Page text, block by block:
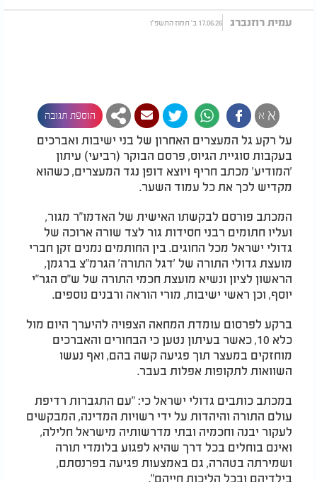
עמית רוזנברג 17.06.26 ב' תמוז התשפ"ו
א א הוספת תגובה
על רקע גל המעצרים האחרון של בני ישיבות ואברכים
בעקבות סוגיית הגיוס, פרסם הבוקר (רביעי) עיתון
'המודיע' מכתב חריף ויוצא דופן נגד המעצרים, כשהוא
מקדיש לכך את כל עמוד השער.
המכתב פורסם לבקשתו האישית של האדמו"ר מגור,
ועליו חתומים רבני חסידות גור לצד שורה ארוכה של
גדולי ישראל מכל החוגים. בין החותמים נמנים זקן חברי
מועצת גדולי התורה של 'דגל התורה' הגרמ"צ ברגמן,
הראשון לציון ונשיא מועצת חכמי התורה של ש"ס הגר"י
יוסף, וכן ראשי ישיבות, מורי הוראה ורבנים נוספים.
ברקע לפרסום עומדת המחאה הצפויה להיערך היום מול
כלא 10, כאשר בעיתון נטען כי הבחורים והאברכים
מוחזקים במעצר תוך פגיעה קשה בהם, ואף נעשו
השוואות לתקופות אפלות בעבר.
במכתב כותבים גדולי ישראל כי: "עם התגברות רדיפת
עולם התורה והיהדות על ידי רשויות המדינה, המבקשים
לעקור יבנה וחכמיה ובתי מדרשותיה מישראל חלילה,
ואינם בוחלים בכל דרך שהיא לפגוע בלומדי תורה
ושמירתה בטהרה, גם באמצעות פגיעה בפרנסתם,
בילדיהם ובכל הליכות חייהם".